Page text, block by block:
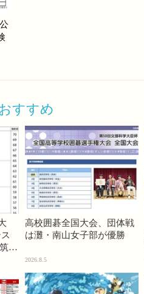
すすめ
駒
高校囲碁全国大会、団体戦
は灘・南山女子部が優勝
2026.8.5